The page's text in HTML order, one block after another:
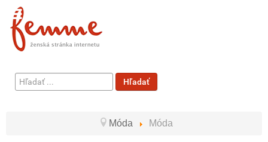
Hľadať
...
Hľadať
Móda Móda